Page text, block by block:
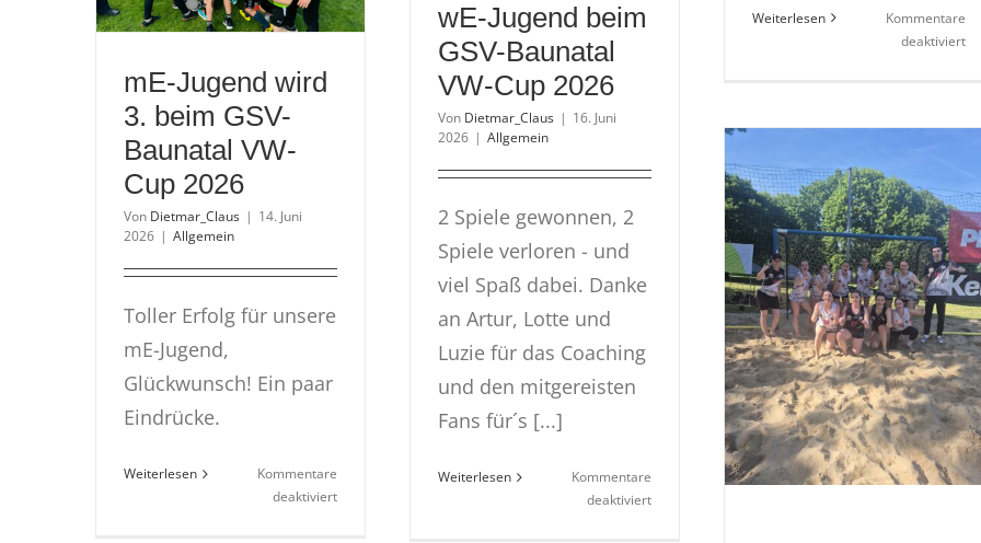
Weiterlesen
Kommentare
deaktiviertfür
wE-Jugend beim
GSV-Baunatal
VW-Cup 2026
Von Dietmar_Claus | 16. Juni
2026 | Allgemein
2 Spiele gewonnen, 2
Spiele verloren - und
viel Spaß dabei. Danke
an Artur, Lotte und
Luzie für das Coaching
und den mitgereisten
Fans für´s [...]
Weiterlesen
Kommentare
deaktiviertfür
mE-Jugend wird
3. beim GSV-
Baunatal VW-
Cup 2026
Von Dietmar_Claus | 14. Juni
2026 | Allgemein
Toller Erfolg für unsere
mE-Jugend,
Glückwunsch! Ein paar
Eindrücke.
Weiterlesen
Kommentare
deaktiviertfür